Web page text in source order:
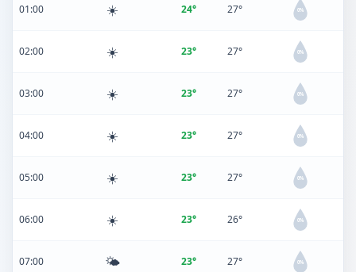
01:00 ☀️ 24° 27° 0%
02:00 ☀️ 23° 27° 0%
03:00 ☀️ 23° 27° 0%
04:00 ☀️ 23° 27° 0%
05:00 ☀️ 23° 27° 0%
06:00 ☀️ 23° 26° 0%
07:00 🌤️ 23° 27° 0%